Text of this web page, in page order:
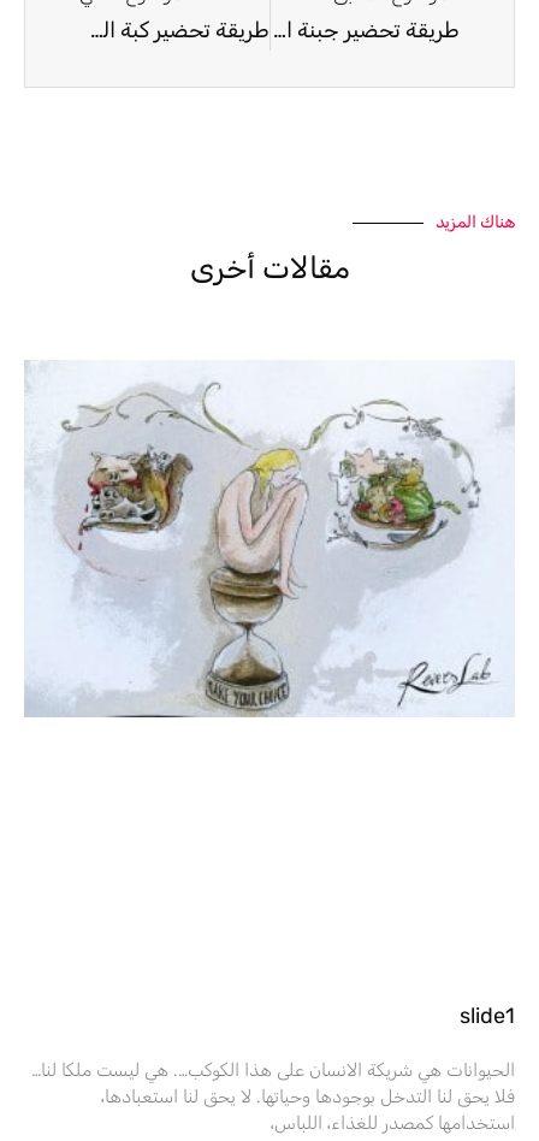
طريقة تحضير جبنة الموزريلا النباتية من اللوز طريقة تحضير كبة العدس النباتية بالصينية
هناك المزيد
مقالات أخرى
slide1
الحيوانات هي شريكة الانسان علی هذا الكوكب…. هي ليست ملكا لنا…
فلا يحق لنا التدخل بوجودها وحياتها. لا يحق لنا استعبادها،
استخدامها كمصدر للغذاء، اللباس،